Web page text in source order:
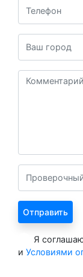
Я
и Условиями